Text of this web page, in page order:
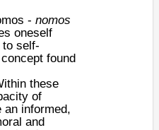
- nomos
oneself
to self-
concept found
these
of
an informed,
and